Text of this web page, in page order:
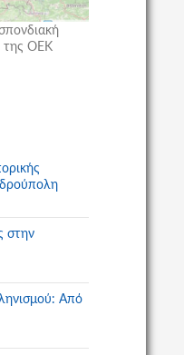
της ΟΕΚ
στην
Από